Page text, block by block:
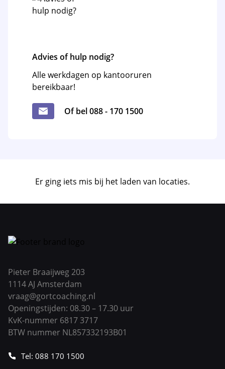
Advies of hulp nodig?
Alle werkdagen op kantooruren
bereikbaar!
Of bel 088 - 170 1500
Er ging iets mis bij het laden van locaties.
Pieter Braaijweg 203
1114 AJ Amsterdam
vraag@gortcoaching.nl
Openingstijden: 08.30 – 17.30 uur
KvK-nummer 6817 3717
BTW nummer NL857332193B01
Tel: 088 170 1500